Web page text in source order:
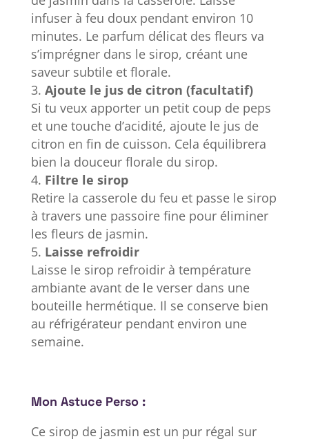
infuser à feu doux pendant environ 10
minutes. Le parfum délicat des fleurs va
s’imprégner dans le sirop, créant une
saveur subtile et florale.
Ajoute le jus de citron (facultatif)
Si tu veux apporter un petit coup de peps
et une touche d’acidité, ajoute le jus de
citron en fin de cuisson. Cela équilibrera
bien la douceur florale du sirop.
Filtre le sirop
Retire la casserole du feu et passe le sirop
à travers une passoire fine pour éliminer
les fleurs de jasmin.
Laisse refroidir
Laisse le sirop refroidir à température
ambiante avant de le verser dans une
bouteille hermétique. Il se conserve bien
au réfrigérateur pendant environ une
semaine.
Mon Astuce Perso :
Ce sirop de jasmin est un pur régal sur